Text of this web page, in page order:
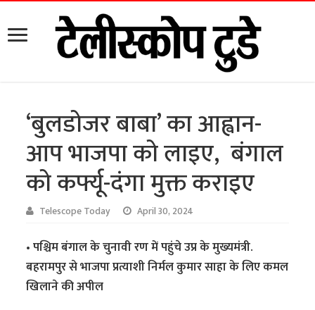
‘बुलडोजर बाबा’ का आह्वान-
आप भाजपा को लाइए, बंगाल
को कर्फ्यू-दंगा मुक्त कराइए
Telescope Today April 30, 2024
• पश्चिम बंगाल के चुनावी रण में पहुंचे उप्र के मुख्यमंत्री.
बहरामपुर से भाजपा प्रत्याशी निर्मल कुमार साहा के लिए कमल
खिलाने की अपील